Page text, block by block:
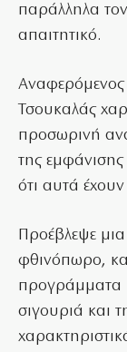
παράλληλα
απαιτητικό.
Αναφερόμενος
Τσουκαλάς
προσωρινή
της
ότι αυτά
Προέβλεψε μια
φθινόπωρο,
προγράμματα
σιγουριά και